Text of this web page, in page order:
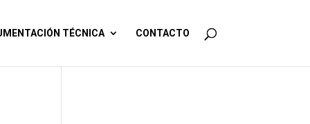
TÉCNICA CONTACTO